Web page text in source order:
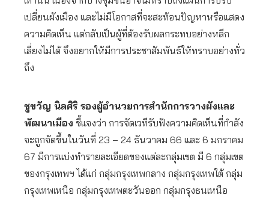
เปลี่ยนผังเมือง และไม่มีโอกาสที่จะสะท้อนปัญหาหรือแสดง
ความคิดเห็น แต่กลับเป็นผู้ที่ต้องรับผลกระทบอย่างหลีก
เลี่ยงไม่ได้ จึงอยากให้มีการประชาสัมพันธ์ให้ทราบอย่างทั่ว
ถึง
ชูขวัญ นิลศิริ รองผู้อำนวยการสำนักการวางผังและ
พัฒนาเมือง ชี้แจงว่า การจัดเวทีรับฟังความคิดเห็นที่กำลัง
จะถูกจัดขึ้นในวันที่ 23 – 24 ธันวาคม 66 และ 6 มกราคม
67 มีการแบ่งทำรายละเอียดของแต่ละกลุ่มเขต มี 6 กลุ่มเขต
ของกรุงเทพฯ ได้แก่ กลุ่มกรุงเทพกลาง กลุ่มกรุงเทพใต้ กลุ่ม
กรุงเทพเหนือ กลุ่มกรุงเทพตะวันออก กลุ่มกรุงธนเหนือ